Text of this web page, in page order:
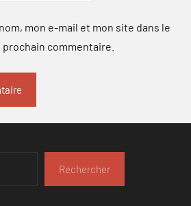
mon e-mail et mon site dans le
commentaire.
Rechercher